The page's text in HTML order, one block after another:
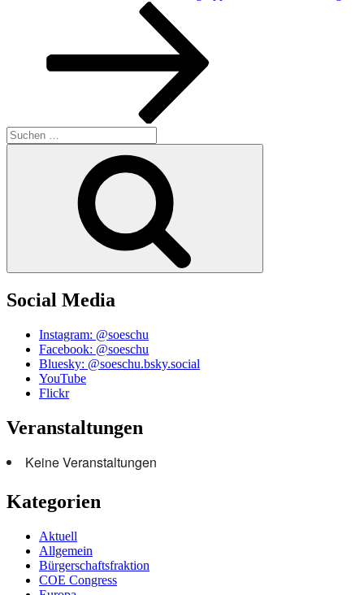
Suchen
nach:
Social Media
Instagram: @soeschu
Facebook: @soeschu
Bluesky: @soeschu.bsky.social
YouTube
Flickr
Veranstaltungen
Keine Veranstaltungen
Kategorien
Aktuell
Allgemein
Bürgerschaftsfraktion
COE Congress